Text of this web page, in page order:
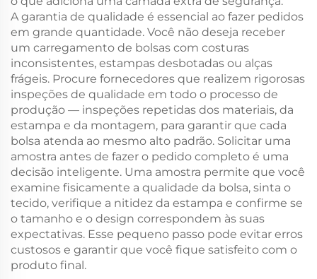
A garantia de qualidade é essencial ao fazer pedidos
em grande quantidade. Você não deseja receber
um carregamento de bolsas com costuras
inconsistentes, estampas desbotadas ou alças
frágeis. Procure fornecedores que realizem rigorosas
inspeções de qualidade em todo o processo de
produção — inspeções repetidas dos materiais, da
estampa e da montagem, para garantir que cada
bolsa atenda ao mesmo alto padrão. Solicitar uma
amostra antes de fazer o pedido completo é uma
decisão inteligente. Uma amostra permite que você
examine fisicamente a qualidade da bolsa, sinta o
tecido, verifique a nitidez da estampa e confirme se
o tamanho e o design correspondem às suas
expectativas. Esse pequeno passo pode evitar erros
custosos e garantir que você fique satisfeito com o
produto final.